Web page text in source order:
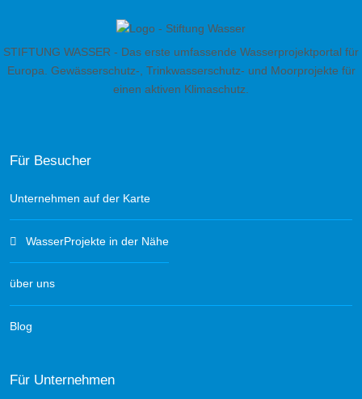
STIFTUNG WASSER - Das erste umfassende Wasserprojektportal für
Europa. Gewässerschutz-, Trinkwasserschutz- und Moorprojekte für
einen aktiven Klimaschutz.
Für Besucher
Unternehmen auf der Karte
WasserProjekte in der Nähe
über uns
Blog
Für Unternehmen